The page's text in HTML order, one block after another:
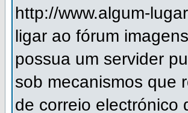
http://www.algum-
ligar ao fórum
possua um servider
sob mecanismos que
de correio electrónico